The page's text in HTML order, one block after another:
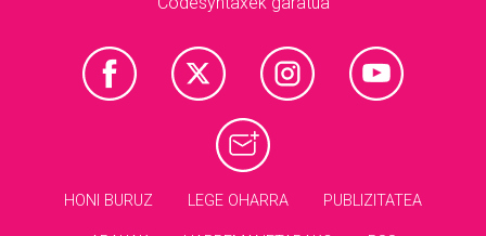
HONI BURUZ LEGE OHARRA PUBLIZITATEA